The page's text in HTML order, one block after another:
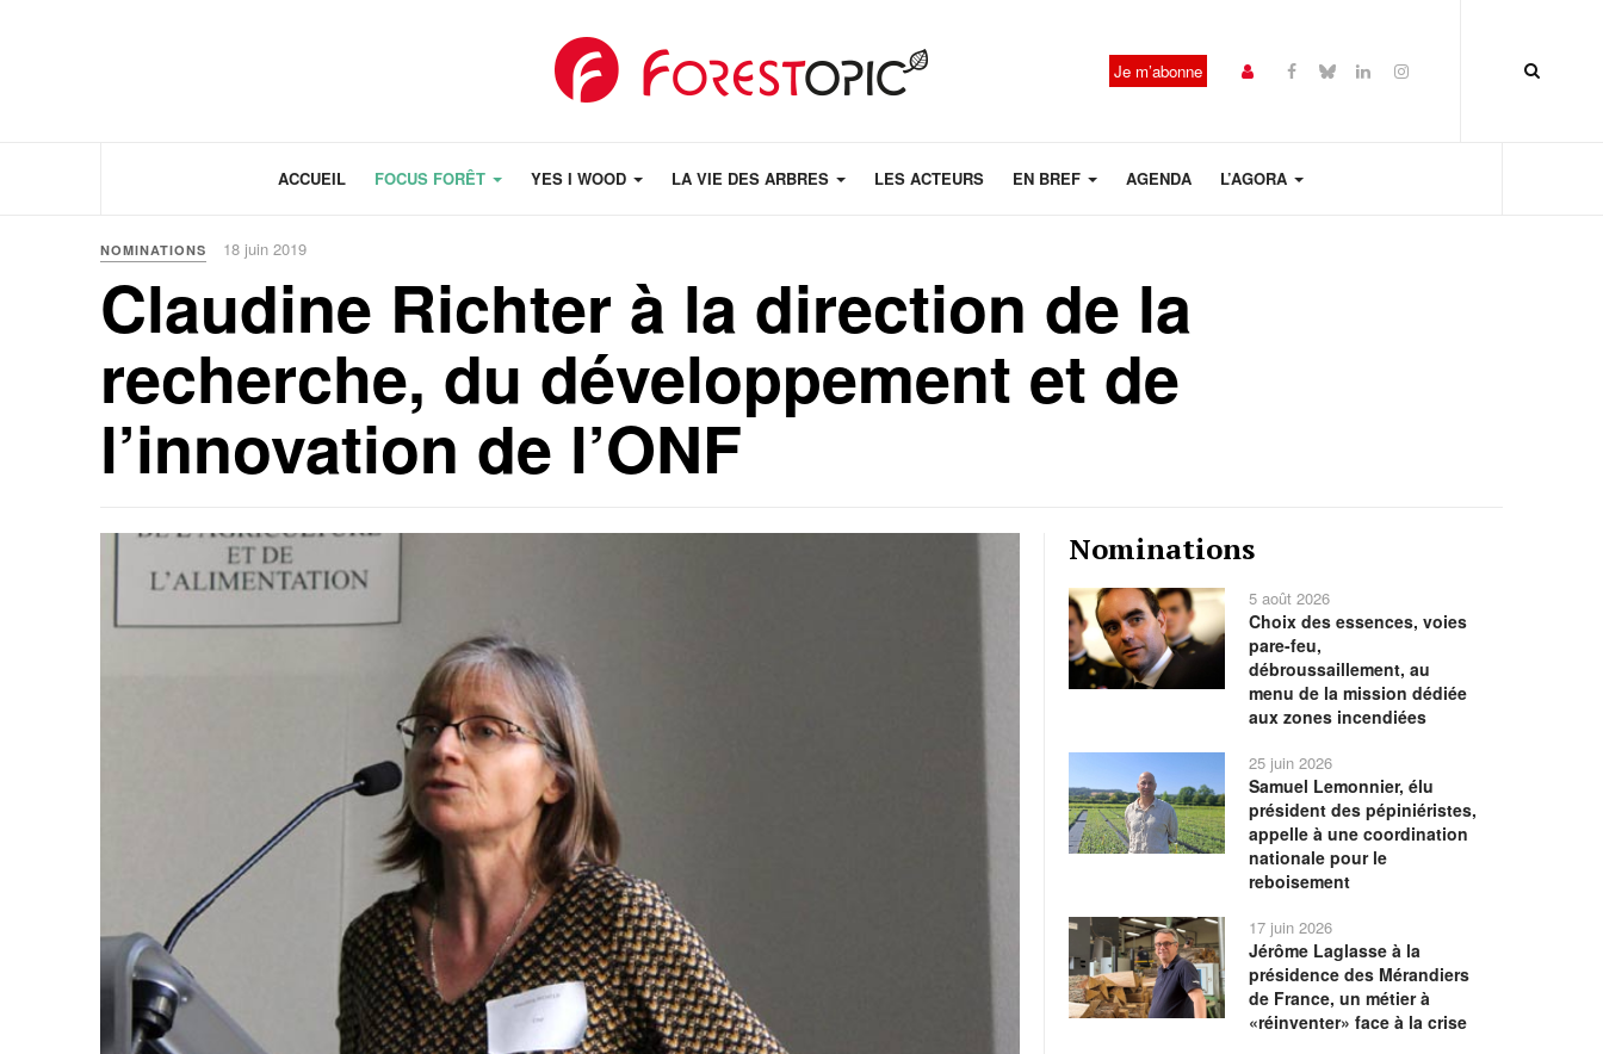
Je m’abonne
ACCUEIL FOCUS FORÊT YES I WOOD LA VIE DES ARBRES LES ACTEURS EN BREF AGENDA L’AGORA
NOMINATIONS 18 juin 2019
Claudine Richter à la direction de la
recherche, du développement et de
l’innovation de l’ONF
Nominations
5 août 2026
Choix des essences, voies
pare-feu,
débroussaillement, au
menu de la mission dédiée
aux zones incendiées
25 juin 2026
Samuel Lemonnier, élu
président des pépiniéristes,
appelle à une coordination
nationale pour le
reboisement
17 juin 2026
Jérôme Laglasse à la
présidence des Mérandiers
de France, un métier à
«réinventer» face à la crise
précédenteprécédent